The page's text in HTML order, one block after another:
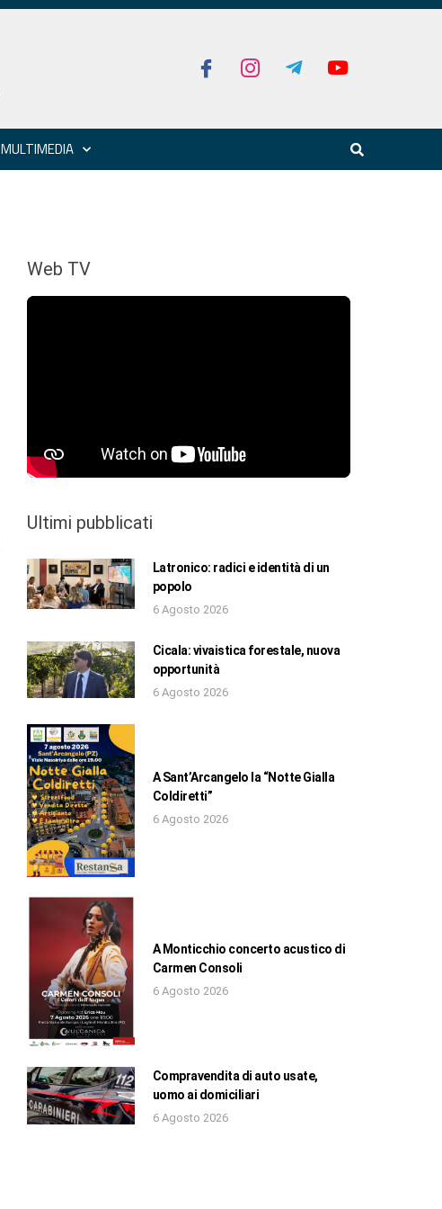
MULTIMEDIA
Web TV
Ultimi pubblicati
Latronico: radici e identità di un
popolo
6 Agosto 2026
Cicala: vivaistica forestale, nuova
opportunità
6 Agosto 2026
A Sant’Arcangelo la “Notte Gialla
Coldiretti”
6 Agosto 2026
A Monticchio concerto acustico di
Carmen Consoli
6 Agosto 2026
Compravendita di auto usate,
uomo ai domiciliari
6 Agosto 2026